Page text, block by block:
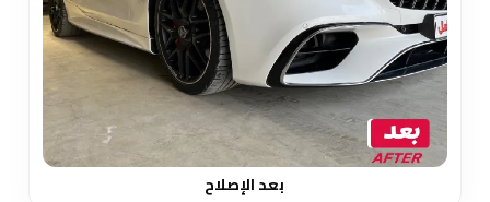
بعد الإصلاح